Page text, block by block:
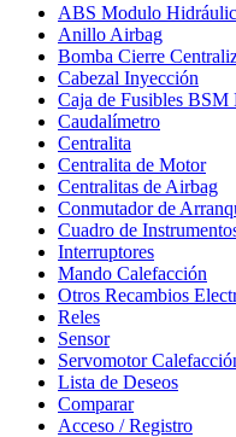
ABS Modulo
Anillo Airbag
Bomba Cierre
Cabezal Inyección
Caja de Fusibles BSM
Caudalímetro
Centralita
Centralita de Motor
Centralitas de Airbag
Conmutador de
Cuadro de
Interruptores
Mando Calefacción
Otros Recambios
Reles
Sensor
Servomotor
Lista de Deseos
Comparar
Acceso / Registro